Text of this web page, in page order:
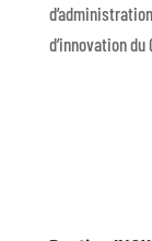
d’innovation du